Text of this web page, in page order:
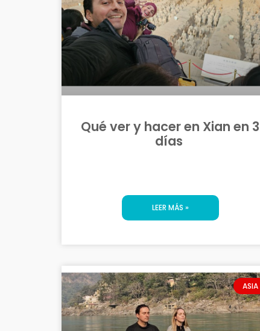
Qué ver y hacer en Xian en 3
días
LEER MÁS »
ASIA